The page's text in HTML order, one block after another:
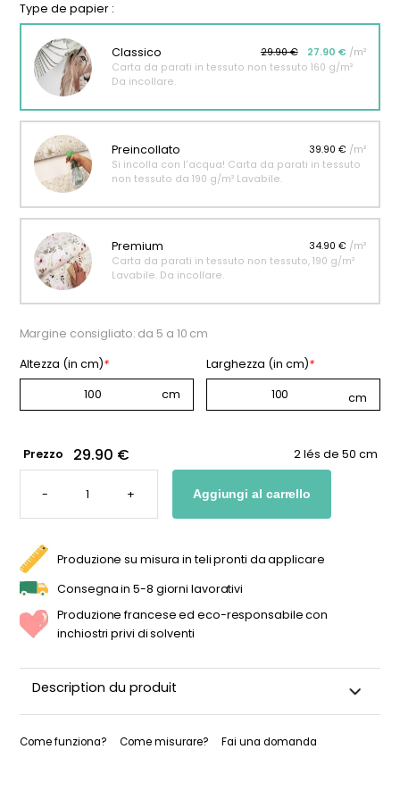
Type de papier :
Classico 29.90 € 27.90 € /m²
Carta da parati in tessuto non tessuto 160 g/m²
Da incollare.
Preincollato 39.90 € /m²
Si incolla con l'acqua! Carta da parati in tessuto
non tessuto da 190 g/m² Lavabile.
Premium 34.90 € /m²
Carta da parati in tessuto non tessuto, 190 g/m²
Lavabile. Da incollare.
Margine consigliato: da 5 a 10 cm
Altezza (in cm)* Larghezza (in cm)*
Prezzo 29.90 € 2 lés de 50 cm
-
CARTA
PARATI
INCANTATO"
+ Aggiungi al carrello
Produzione su misura in teli pronti da applicare
Consegna in 5-8 giorni lavorativi
Produzione francese ed eco-responsabile con
inchiostri privi di solventi
Description du produit
fatato", un invito a un mondo incantato e magico. Questa
Come funziona? Come misurare? Fai una domanda